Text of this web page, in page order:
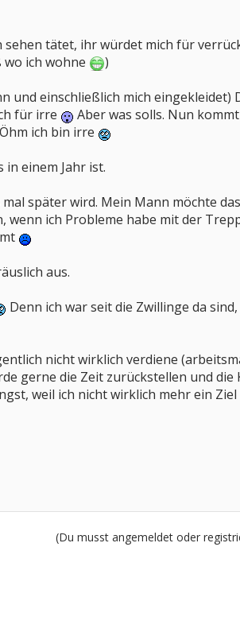
sehen tätet, ihr würdet mich für
wo ich wohne
)
und einschließlich mich eingekleidet)
für irre
Aber was solls. Nun
ich bin irre
einem Jahr ist.
später wird. Mein Mann möchte
ich Probleme habe mit der
aus.
Denn ich war seit die Zwillinge da
nicht wirklich verdiene
gerne die Zeit zurückstellen und
weil ich nicht wirklich mehr ein Ziel
(Du musst angemeldet oder